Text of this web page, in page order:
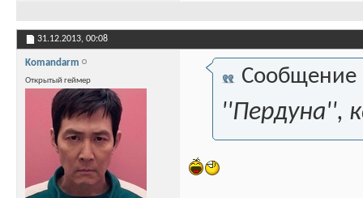
31.12.2013, 00:08
Komandarm
Открытый геймер Сообщение
''Пердуна'',